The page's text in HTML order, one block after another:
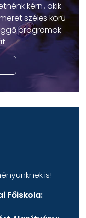
kérni, akik
széles körű
programok
is!
Főiskola: